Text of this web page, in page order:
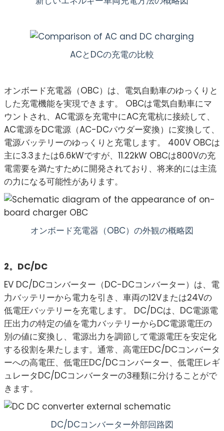
ACとDCの充電の比較
オンボード充電器（OBC）は、電気自動車のゆっくりと
した充電機能を実現できます。 OBCは電気自動車にマ
ウントされ、AC電源を充電中にAC充電杭に接続して、
AC電源をDC電源（AC-DCパウダー変換）に変換して、
電源バッテリーのゆっくりと充電します。 400V OBCは
主に3.3または6.6kWですが、11.22kW OBCは800Vの充
電需要を満たすために開発されており、将来的には主流
の力になる可能性があります。
オンボード充電器（OBC）の外観の概略図
2。DC/DC
EV DC/DCコンバーター（DC-DCコンバーター）は、電
力バッテリーから電力を引き、車両の12Vまたは24Vの
低電圧バッテリーを充電します。 DC/DCは、DC電源電
圧出力の特定の値を電力バッテリーからDC電源電圧の
別の値に変換し、電源出力を調節して電源電圧を安定化
する役割を果たします。通常、高電圧DC/DCコンバータ
ーへの高電圧、低電圧DC/DCコンバーター、低電圧レギ
ュレータDC/DCコンバーターの3種類に分けることがで
きます。
DC/DCコンバーター外部回路図